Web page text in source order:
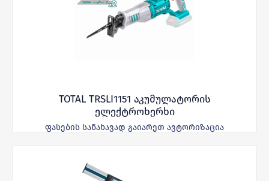
TOTAL TRSLI1151 აკუმულატორის
ელექტროხერხი
ფასების სანახავად გაიარეთ ავტორიზაცია